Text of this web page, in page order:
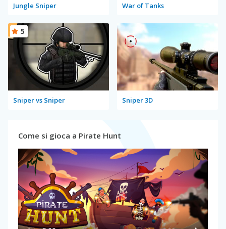
Jungle Sniper War of Tanks
Sniper vs Sniper
5
Sniper 3D
Come si gioca a Pirate Hunt